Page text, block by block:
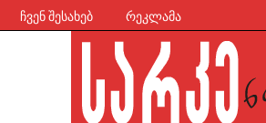
ჩვენ შესახებ რეკლამა